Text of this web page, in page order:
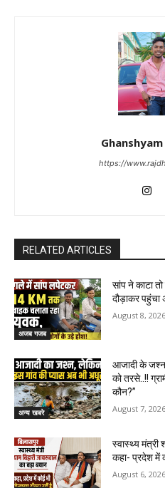
https://
RELATED ARTICLES
अजब गजब
सांप ने काटा
दौड़ाकर
August 8, 2026
अन्य खबरे
आजादी के जश्न
को तरसे..!!
कौन?”
August 7, 2026
स्वास्थ्य मंत्री
कहा- प्रदेश में
August 6, 2026